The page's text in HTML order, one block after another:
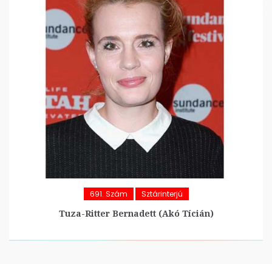
691. Szám Sztárinterjú
Tuza-Ritter Bernadett (Akó Tícián)